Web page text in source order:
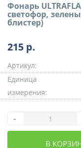
Фонарь
светофор,
блистер)
215 р.
Артикул:
Единица
измерения:
-
В